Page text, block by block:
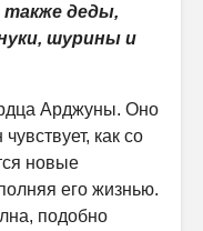
также деды,
шурины и
Арджуны. Оно
как со
новые
его жизнью.
подобно